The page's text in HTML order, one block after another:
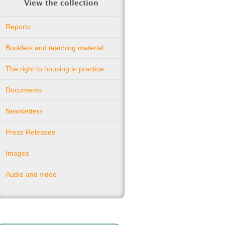
View the collection
Reports
Booklets and teaching material
The right to housing in practice
Documents
Newsletters
Press Releases
Images
Audio and video